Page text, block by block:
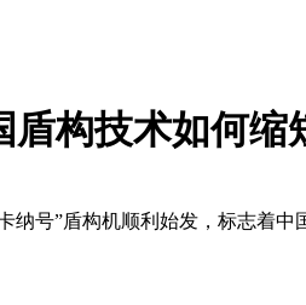
构技术如何缩
号”盾构机顺利始发，标志着中